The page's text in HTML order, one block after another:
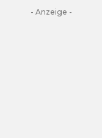
- Anzeige -